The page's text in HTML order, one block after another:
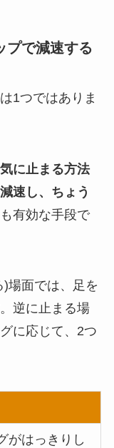
プで減速する
1つではありま
に止まる方法
速し、ちょう
有効な手段で
場面では、足を
逆に止まる場
に応じて、2つ
がはっきりし